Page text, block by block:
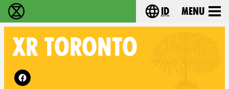
Extinction Rebellion (XR–Pemberontakan
Choose your
id Menu
XR TORONTO
Follow XR Toronto on